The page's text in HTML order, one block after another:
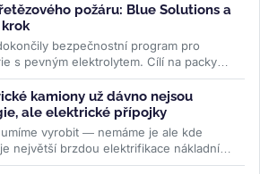
požáru: Blue Solutions a
bezpečnostní program pro
s pevným elektrolytem. Cílí na packy
kamiony už dávno nejsou
ale elektrické přípojky
vyrobit — nemáme je ale kde
největší brzdou elektrifikace nákladní